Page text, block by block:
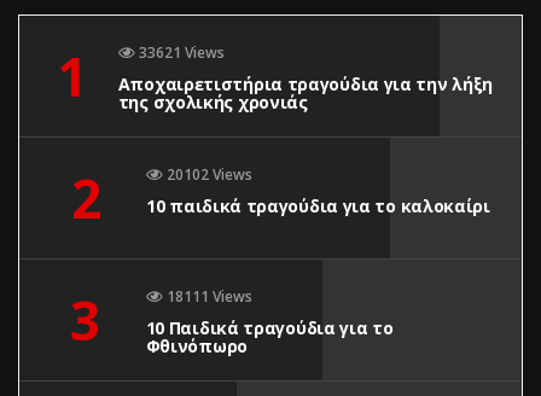
1 33621 Views
Αποχαιρετιστήρια τραγούδια για την λήξη
της σχολικής χρονιάς
2 20102 Views
10 παιδικά τραγούδια για το καλοκαίρι
3 18111 Views
10 Παιδικά τραγούδια για το
Φθινόπωρο